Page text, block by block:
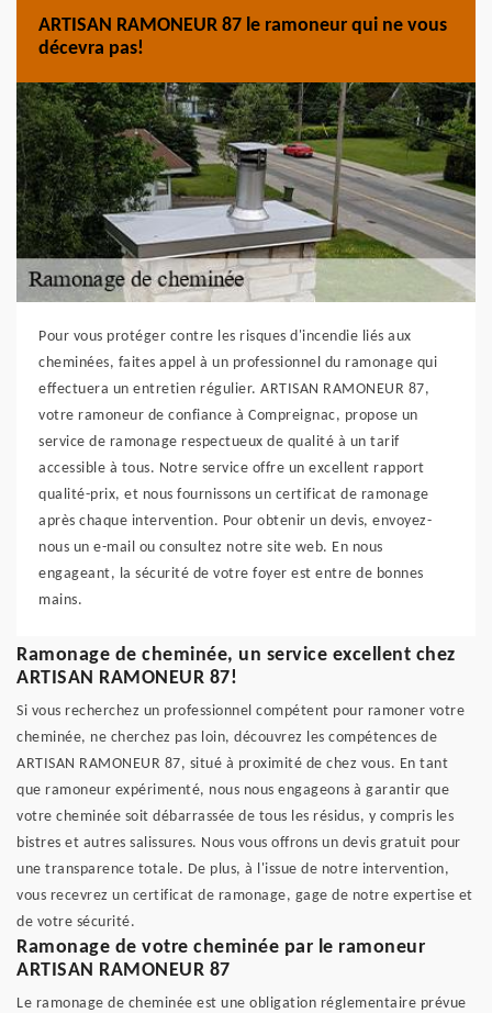
ARTISAN RAMONEUR 87 le ramoneur qui ne vous
décevra pas!
Pour vous protéger contre les risques d'incendie liés aux
cheminées, faites appel à un professionnel du ramonage qui
effectuera un entretien régulier. ARTISAN RAMONEUR 87,
votre ramoneur de confiance à Compreignac, propose un
service de ramonage respectueux de qualité à un tarif
accessible à tous. Notre service offre un excellent rapport
qualité-prix, et nous fournissons un certificat de ramonage
après chaque intervention. Pour obtenir un devis, envoyez-
nous un e-mail ou consultez notre site web. En nous
engageant, la sécurité de votre foyer est entre de bonnes
mains.
Ramonage de cheminée, un service excellent chez
ARTISAN RAMONEUR 87!
Si vous recherchez un professionnel compétent pour ramoner votre
cheminée, ne cherchez pas loin, découvrez les compétences de
ARTISAN RAMONEUR 87, situé à proximité de chez vous. En tant
que ramoneur expérimenté, nous nous engageons à garantir que
votre cheminée soit débarrassée de tous les résidus, y compris les
bistres et autres salissures. Nous vous offrons un devis gratuit pour
une transparence totale. De plus, à l'issue de notre intervention,
vous recevrez un certificat de ramonage, gage de notre expertise et
de votre sécurité.
Ramonage de votre cheminée par le ramoneur
ARTISAN RAMONEUR 87
Le ramonage de cheminée est une obligation réglementaire prévue